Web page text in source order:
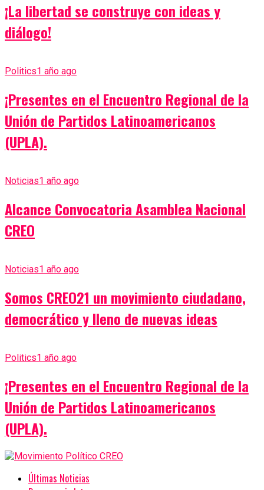
¡La libertad se construye con ideas y
diálogo!
Politics1 año ago
¡Presentes en el Encuentro Regional de la
Unión de Partidos Latinoamericanos
(UPLA).
Noticias1 año ago
Alcance Convocatoria Asamblea Nacional
CREO
Noticias1 año ago
Somos CREO21 un movimiento ciudadano,
democrático y lleno de nuevas ideas
Politics1 año ago
¡Presentes en el Encuentro Regional de la
Unión de Partidos Latinoamericanos
(UPLA).
Últimas Noticias